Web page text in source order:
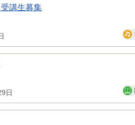
講生募集
日